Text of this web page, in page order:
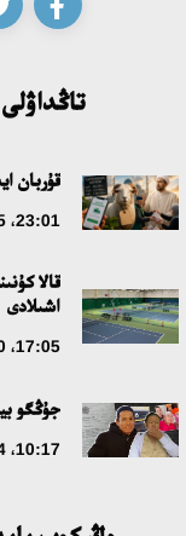
تاڭداۋلى
قۇربان
23:01، 25 مامىر 2026
قالا
اشىلادى
17:05، 20 قىركۇيەك 2025
جۇڭگو
10:17، 14 تامىز 2025